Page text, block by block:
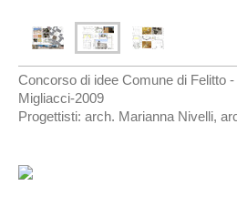
Concorso di idee Comune di Felitto
Migliacci-2009
Progettisti: arch. Marianna Nivelli,